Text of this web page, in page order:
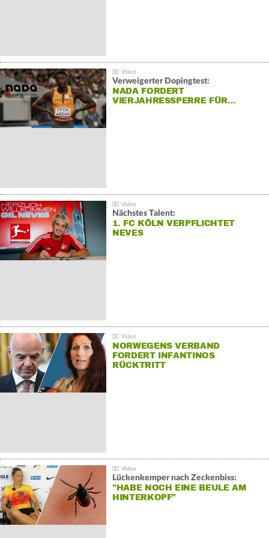
Verweigerter Dopingtest:
NADA FORDERT
VIERJAHRESSPERRE FÜR…
Nächstes Talent:
1. FC KÖLN VERPFLICHTET
NEVES
NORWEGENS VERBAND
FORDERT INFANTINOS
RÜCKTRITT
Lückenkemper nach Zeckenbiss:
"HABE NOCH EINE BEULE AM
HINTERKOPF"